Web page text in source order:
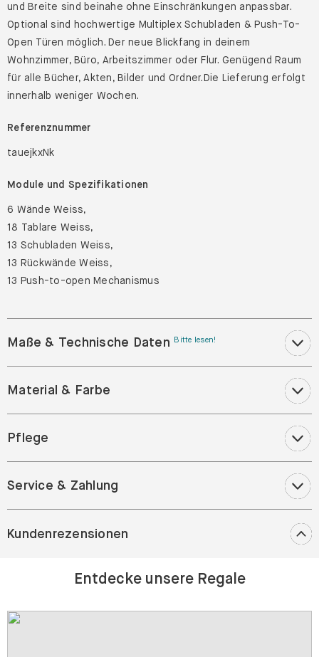
und Breite sind beinahe ohne Einschränkungen anpassbar.
Optional sind hochwertige Multiplex Schubladen & Push-To-
Open Türen möglich. Der neue Blickfang in deinem
Wohnzimmer, Büro, Arbeitszimmer oder Flur. Genügend Raum
für alle Bücher, Akten, Bilder und Ordner.Die Lieferung erfolgt
innerhalb weniger Wochen.
Referenznummer
tauejkxNk
Module und Spezifikationen
6 Wände Weiss,
18 Tablare Weiss,
13 Schubladen Weiss,
13 Rückwände Weiss,
13 Push-to-open Mechanismus
Maße & Technische Daten Bitte lesen!
Material & Farbe
Pflege
Service & Zahlung
Kundenrezensionen
Entdecke unsere Regale